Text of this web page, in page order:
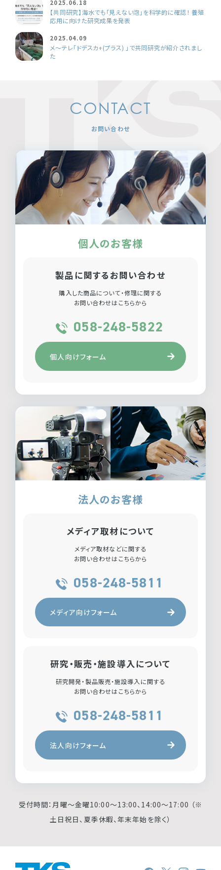
2025.06.18
【共同研究】海水でも「見えない泡」を科学的に確認！ 養殖
応用に向けた研究成果を発表
2025.04.09
メ～テレ「ドデスカ+(プラス) 」で共同研究が紹介されまし
た
CONTACT
お問い合わせ
個人のお客様
製品に関するお問い合わせ
購入した商品について・修理に関する
お問い合わせはこちらから
058-248-5822
個人向けフォーム
法人のお客様
メディア取材について
メディア取材などに関する
お問い合わせはこちらから
058-248-5811
メディア向けフォーム
研究・販売・施設導入について
研究開発・製品販売・施設導入に関する
お問い合わせはこちらから
058-248-5811
法人向けフォーム
受付時間：月曜〜金曜10:00〜13:00、14:00〜17:00 （※
土日祝日、夏季休暇、年末年始を除く）